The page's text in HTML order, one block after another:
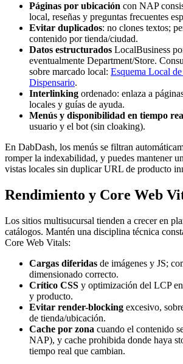
Páginas por ubicación con NAP
local, reseñas y preguntas frecuentes
Evitar duplicados: no clones textos;
contenido por tienda/ciudad.
Datos estructurados LocalBusiness
eventualmente Department/Store.
sobre marcado local: Esquema Local
Dispensario.
Interlinking ordenado: enlaza a
locales y guías de ayuda.
Menús y disponibilidad en tiempo
usuario y el bot (sin cloaking).
En DabDash, los menús se filtran
romper la indexabilidad, y puedes mantener
vistas locales sin duplicar URL de producto
Rendimiento y Core Web
Los sitios multisucursal tienden a crecer en
catálogos. Mantén una disciplina técnica
Core Web Vitals:
Cargas diferidas de imágenes y JS;
dimensionado correcto.
Crítico CSS y optimización del LCP
y producto.
Evitar render-blocking excesivo,
de tienda/ubicación.
Cache por zona cuando el contenido
NAP), y cache prohibida donde haya
tiempo real que cambian.